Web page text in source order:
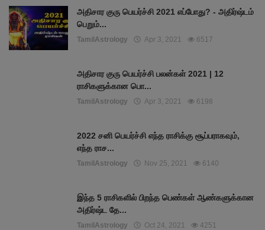
அதிசார குரு பெயர்ச்சி 2021 எப்போது? - அதிர்ஷ்டம்
பெறும்...
TamilAstrology Apr 3, 2021 6517
அதிசார குரு பெயர்ச்சி பலன்கள் 2021 | 12
ராசிகளுக்கான பொ...
TamilAstrology Apr 3, 2021 6198
2022 சனி பெயர்ச்சி எந்த ராசிக்கு சூப்பராகவும்,
எந்த ராச...
TamilAstrology Nov 25, 2021 6140
இந்த 5 ராசிகளில் பிறந்த பெண்கள் ஆண்களுக்கான
அதிர்ஷ்ட தே...
TamilAstrology Oct 24, 2021 4251